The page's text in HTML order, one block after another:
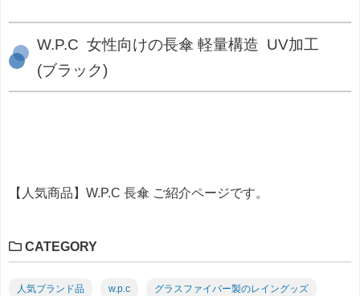
W.P.C 女性向けの長傘 軽量構造 UV加工
(ブラック)
【人気商品】W.P.C 長傘 ご紹介ページです。
CATEGORY
人気ブランド品 w.p.c グラスファイバー製のレイングッズ